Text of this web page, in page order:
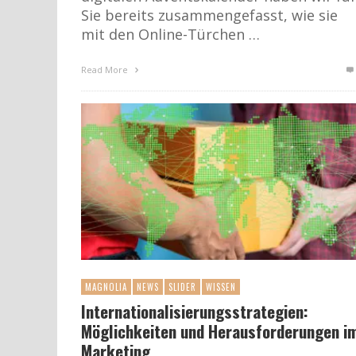
Sie bereits zusammengefasst, wie sie
mit den Online-Türchen …
Read More
MAGNOLIA NEWS SLIDER WISSEN
Internationalisierungsstrategien:
Möglichkeiten und Herausforderungen
Marketing